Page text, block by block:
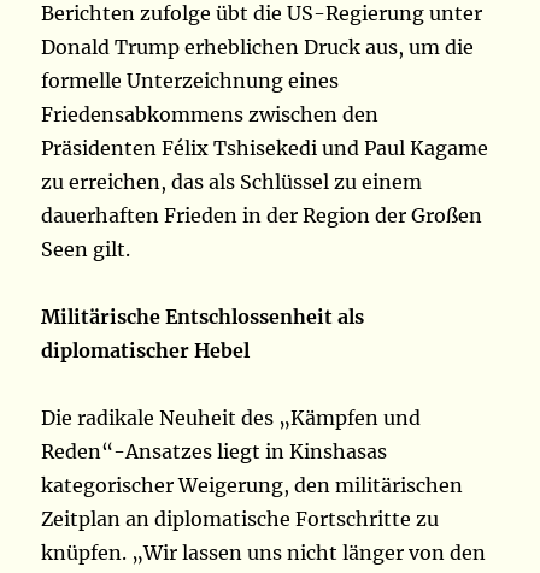
Berichten zufolge übt die US-Regierung unter
Donald Trump erheblichen Druck aus, um die
formelle Unterzeichnung eines
Friedensabkommens zwischen den
Präsidenten Félix Tshisekedi und Paul Kagame
zu erreichen, das als Schlüssel zu einem
dauerhaften Frieden in der Region der Großen
Seen gilt.
Militärische Entschlossenheit als
diplomatischer Hebel
Die radikale Neuheit des „Kämpfen und
Reden“-Ansatzes liegt in Kinshasas
kategorischer Weigerung, den militärischen
Zeitplan an diplomatische Fortschritte zu
knüpfen. „Wir lassen uns nicht länger von den